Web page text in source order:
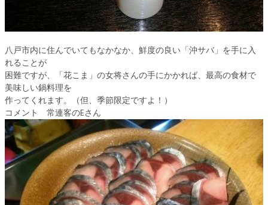
お問い合わせ・商品購入
八戸市内に住んでいてもなかなか、鮮度の良い「沖サバ」を手に入
れることが
困難ですが、「花こま」の女将さんの手にかかれば、最高の食材で
美味しい鍋料理を
作ってくれます。（但、季節限定ですよ！）
コメント 常連客のEさん